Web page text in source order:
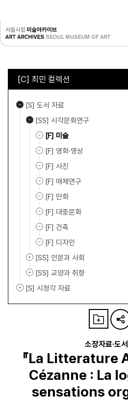
[C] 최민 컬렉션
[S] 도서 자료
[SS] 시각문화연구
[F] 미술
[F] 영화·영상
[F] 사진
[F] 매체연구
[F] 만화
[F] 대중문화
[F] 건축
[F] 디자인
[SS] 인문과 사회
[SS] 교양과 취향
[S] 시청각 자료
소장자료·도
『La Litterature
Cézanne : La
sensations